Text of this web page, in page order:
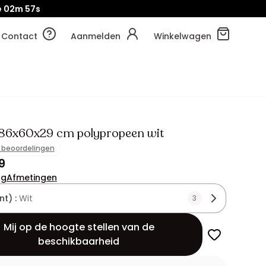
02m 57s
Contact Aanmelden Winkelwagen
cm polypropeen wit
beoordelingen
Afmetingen
: Wit 3
Mij op de hoogte stellen van de
beschikbaarheid